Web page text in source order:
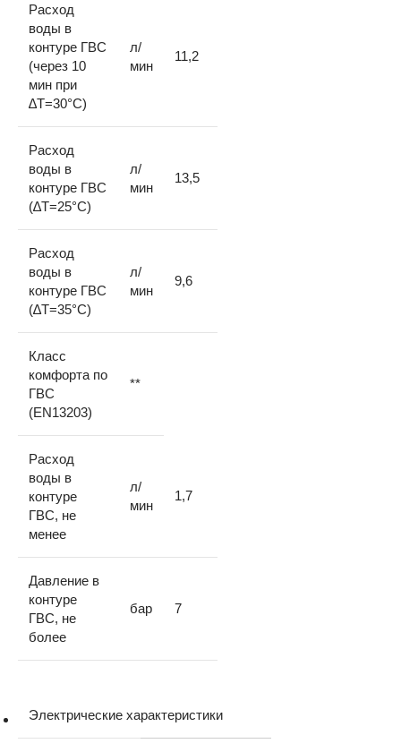
Расход
воды в
контуре ГВС
(через 10
мин при
∆Т=30°С)
л/
мин
11,2
Расход
воды в
контуре ГВС
(∆Т=25°С)
л/
мин
13,5
Расход
воды в
контуре ГВС
(∆Т=35°С)
л/
мин
9,6
Класс
комфорта по
ГВС
(EN13203)
**
Расход
воды в
контуре
ГВС, не
менее
л/
мин
1,7
Давление в
контуре
ГВС, не
более
бар 7
Электрические характеристики